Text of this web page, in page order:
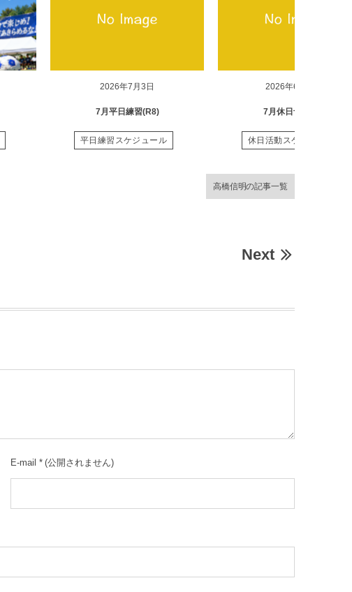
2026年7月3日
7月平日練習(R8)
平日練習スケジュール
2026年6月28日
7月休日予定(R8)
休日活動スケジュール
高橋信明の記事一覧
Next
E-mail *(公開されません)